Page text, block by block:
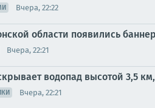
Вчера, 22:22
области появились
Вчера, 22:21
водопад высотой 3,5
Вчера, 22:21